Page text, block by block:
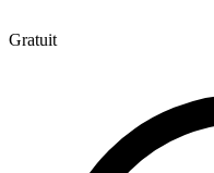
Gratuit